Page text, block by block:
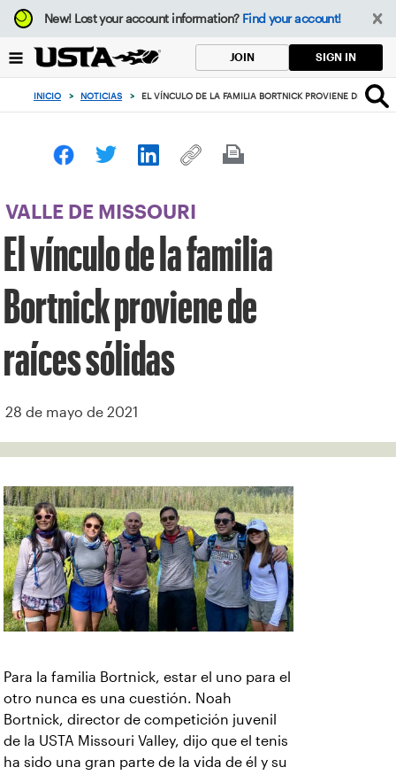
Enfoque
desde
botón
volver
principio
New!Lost your account information? Find your account!
JOIN SIGN IN
INICIO > NOTICIAS > EL VÍNCULO DE LA FAMILIA BORTNICK PROVIENE DE
VALLE DE MISSOURI
El vínculo de la familia
Bortnick proviene de
raíces sólidas
28 de mayo de 2021
Para la familia Bortnick, estar el uno para el
otro nunca es una cuestión. Noah
Bortnick, director de competición juvenil
de la USTA Missouri Valley, dijo que el tenis
ha sido una gran parte de la vida de él y su